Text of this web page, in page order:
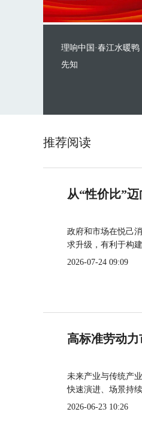
理响中国·春江水暖鸭
先知
推荐阅读
从“性价比”
政府和市场在悦己
求升级，有利于构
2026-07-24 09:09
高标准劳动
未来产业与传统产
快速演进、场景持
2026-06-23 10:26